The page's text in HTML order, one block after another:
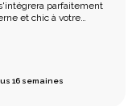
parfaitement
et chic à votre
16 semaines